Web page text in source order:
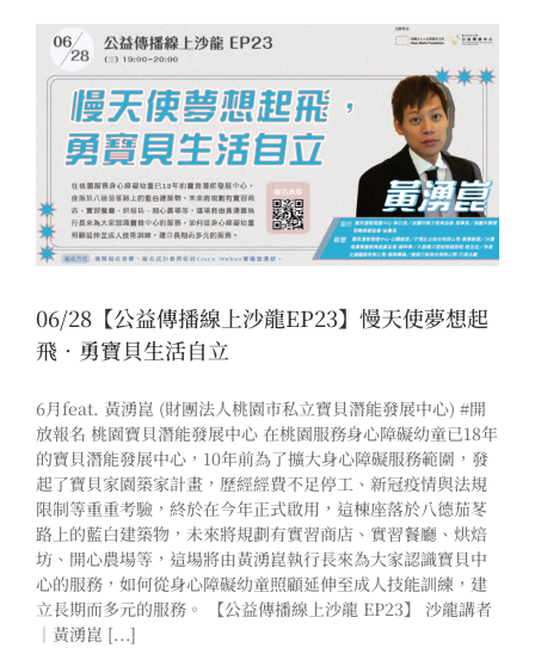
06/28【公益傳播線上沙龍EP23】慢天使夢想起
飛．勇寶貝生活自立
6月feat. 黃湧崑 (財團法人桃園市私立寶貝潛能發展中心) #開
放報名 桃園寶貝潛能發展中心 在桃園服務身心障礙幼童已18年
的寶貝潛能發展中心，10年前為了擴大身心障礙服務範圍，發
起了寶貝家園築家計畫，歷經經費不足停工、新冠疫情與法規
限制等重重考驗，終於在今年正式啟用，這棟座落於八德茄苳
路上的藍白建築物，未來將規劃有實習商店、實習餐廳、烘焙
坊、開心農場等，這場將由黃湧崑執行長來為大家認識寶貝中
心的服務，如何從身心障礙幼童照顧延伸至成人技能訓練，建
立長期而多元的服務。 【公益傳播線上沙龍 EP23】 沙龍講者
｜黃湧崑 [...]